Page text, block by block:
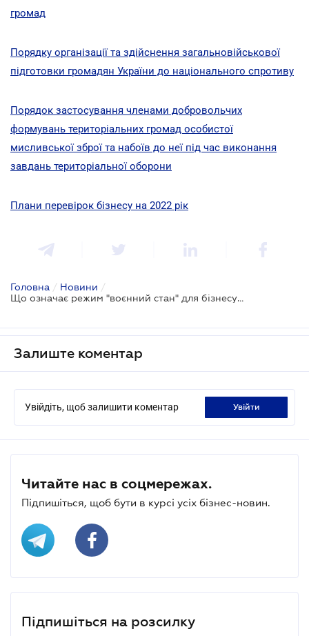
громад
Порядку організації та здійснення загальновійськової
підготовки громадян України до національного спротиву
Порядок застосування членами добровольчих
формувань територіальних громад особистої
мисливської зброї та набоїв до неї під час виконання
завдань територіальної оборони
Плани перевірок бізнесу на 2022 рік
Головна / Новини /
Що означає режим "воєнний стан" для бізнесу України
Залиште коментар
Увійдіть, щоб залишити коментар увійти
Читайте нас в соцмережах.
Підпишіться, щоб бути в курсі усіх бізнес-новин.
Підпишіться на розсилку